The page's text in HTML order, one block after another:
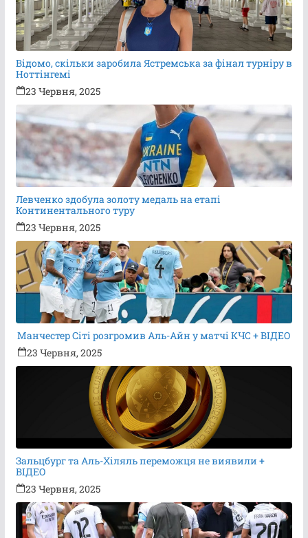
Відомо, скільки заробила Ястремська за фінал турніру в
Ноттінгемі
23 Червня, 2025
Левченко здобула золоту медаль на етапі
Континентального туру
23 Червня, 2025
Манчестер Сіті розгромив Аль-Айн у матчі КЧС + ВІДЕО
23 Червня, 2025
Зальцбург та Аль-Хіляль переможця не виявили +
ВІДЕО
23 Червня, 2025